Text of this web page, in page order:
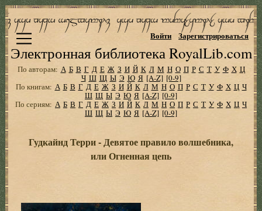
Электронная библиотека RoyalLib.com
Войти Зарегистрироваться
По авторам: А Б В Г Д Е Ж З И Й К Л М Н О П Р С Т У Ф Х Ц
Ч Ш Щ Ы Э Ю Я [A-Z] [0-9]
По книгам: А Б В Г Д Е Ж З И Й К Л М Н О П Р С Т У Ф Х Ц Ч
Ш Щ Ы Э Ю Я [A-Z] [0-9]
По сериям: А Б В Г Д Е Ж З И Й К Л М Н О П Р С Т У Ф Х Ц Ч
Ш Щ Ы Э Ю Я [A-Z] [0-9]
Гудкайнд Терри - Девятое правило волшебника,
или Огненная цепь